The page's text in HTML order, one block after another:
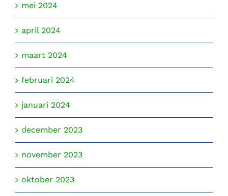
mei 2024
april 2024
maart 2024
februari 2024
januari 2024
december 2023
november 2023
oktober 2023